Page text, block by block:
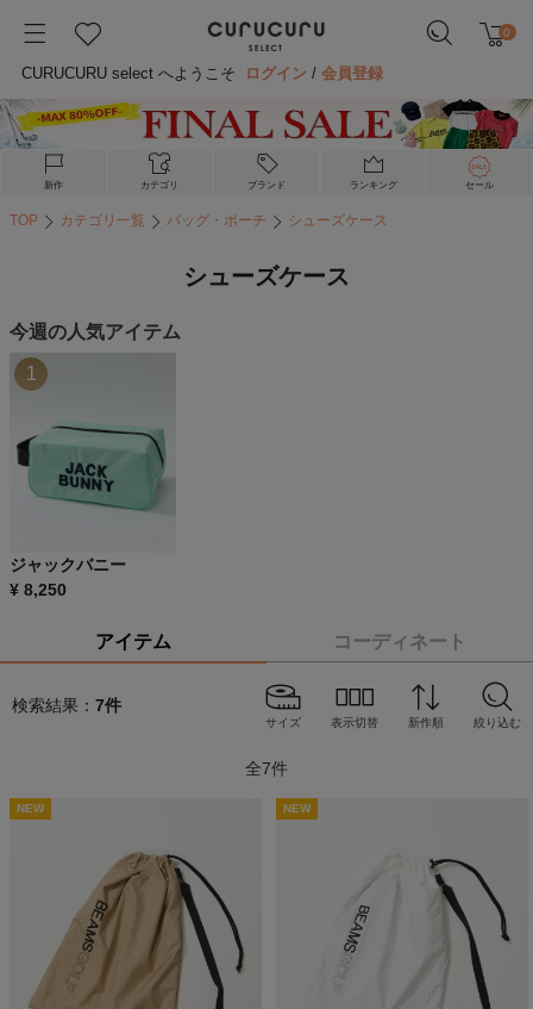
0
CURUCURU select へようこそ ログイン /会員登録
新作 カテゴリ ブランド ランキング セール
TOP カテゴリ一覧 バッグ・ポーチ シューズケース
シューズケース
今週の人気アイテム
ジャックバニー
¥ 8,250
1
アイテム コーディネート
検索結果： 7件
サイズ 表示切替 新作順 絞り込む
全7件
NEW NEW